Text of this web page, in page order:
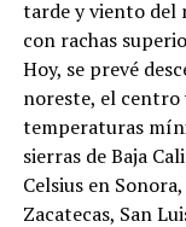
tarde y viento del
con rachas
Hoy, se prevé
noreste, el centro
temperaturas
sierras de Baja
Celsius en
Zacatecas, San